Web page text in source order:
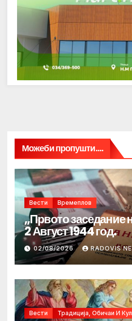
Можеби пропушти....
Вести Времеплов
„Првото
2 Август 1944 год.
02/08/2026 RADOVIS
Вести Традиција, Обичаи И